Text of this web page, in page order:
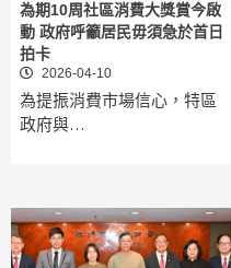
為期10周社區消費大獎賞今啟
動 政府呼籲居民毋須急於首日
拍卡
2026-04-10
為提振消費市場信心，特區
政府與…